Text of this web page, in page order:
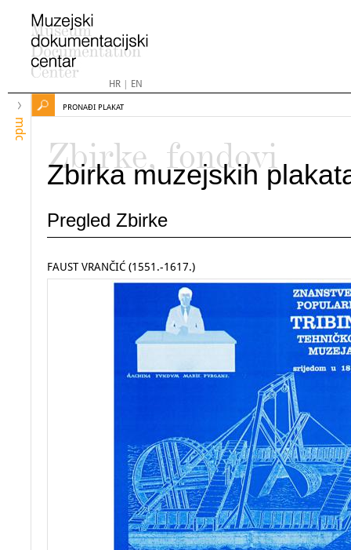
HR| EN
mdc
PRONAĐI PLAKAT
Zbirke, fondovi
Zbirka muzejskih
Pregled Zbirke
FAUST VRANČIĆ (1551.-1617.)